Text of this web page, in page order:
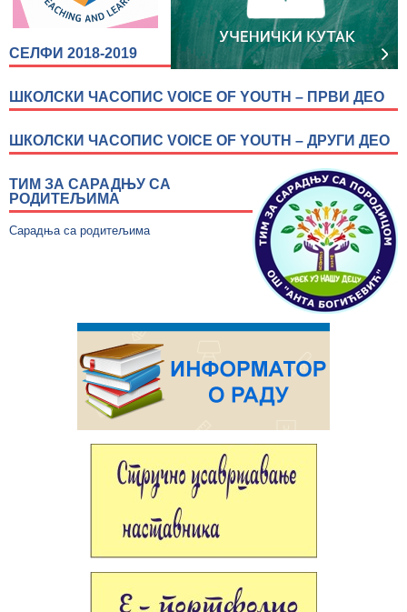
СЕЛФИ 2018-2019
ШКОЛСКИ ЧАСОПИС VOICE OF YOUTH – ПРВИ ДЕО
ШКОЛСКИ ЧАСОПИС VOICE OF YOUTH – ДРУГИ ДЕО
ТИМ ЗА САРАДЊУ СА
РОДИТЕЉИМА
Сарадња са родитељима